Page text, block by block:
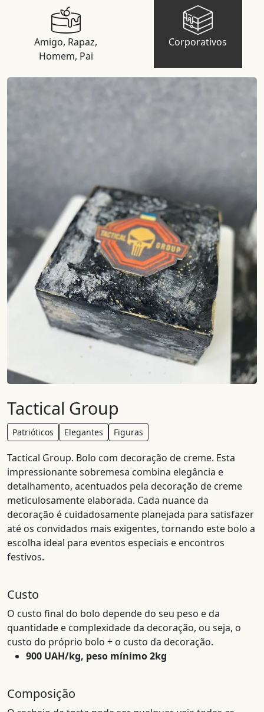
Amigo, Rapaz,
Homem, Pai
Corporativos
Tactical Group
Patrióticos Elegantes Figuras
Tactical Group. Bolo com decoração de creme. Esta
impressionante sobremesa combina elegância e
detalhamento, acentuados pela decoração de creme
meticulosamente elaborada. Cada nuance da
decoração é cuidadosamente planejada para satisfazer
até os convidados mais exigentes, tornando este bolo a
escolha ideal para eventos especiais e encontros
festivos.
Custo
O custo final do bolo depende do seu peso e da
quantidade e complexidade da decoração, ou seja, o
custo do próprio bolo + o custo da decoração.
900 UAH/kg, peso mínimo 2kg
Composição